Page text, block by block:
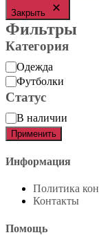
Закрыть
Фильтры
Категория
Категория
Одежда
Футболки
Статус
Статус
В наличии
Применить
Информация
Политика
Контакты
Помощь